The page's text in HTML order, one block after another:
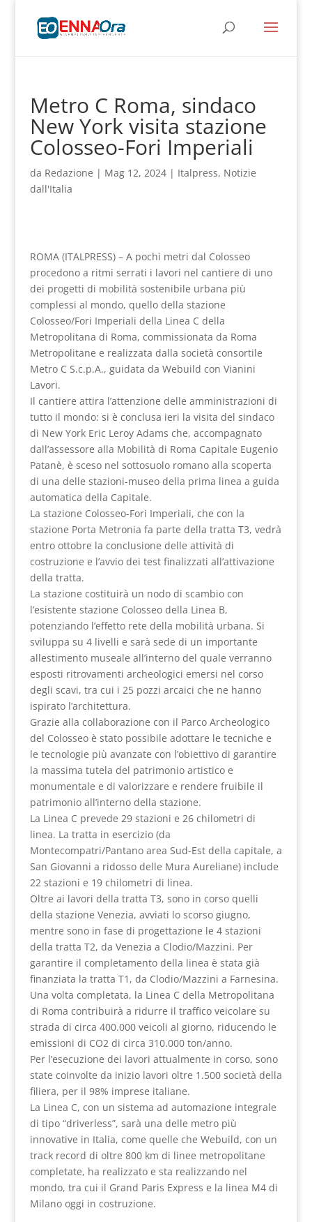
Metro C Roma, sindaco
New York visita stazione
Colosseo-Fori Imperiali
da Redazione | Mag 12, 2024| Italpress, Notizie
dall'Italia
ROMA (ITALPRESS) – A pochi metri dal Colosseo
procedono a ritmi serrati i lavori nel cantiere di uno
dei progetti di mobilità sostenibile urbana più
complessi al mondo, quello della stazione
Colosseo/Fori Imperiali della Linea C della
Metropolitana di Roma, commissionata da Roma
Metropolitane e realizzata dalla società consortile
Metro C S.c.p.A., guidata da Webuild con Vianini
Lavori.
Il cantiere attira l’attenzione delle amministrazioni di
tutto il mondo: si è conclusa ieri la visita del sindaco
di New York Eric Leroy Adams che, accompagnato
dall’assessore alla Mobilità di Roma Capitale Eugenio
Patanè, è sceso nel sottosuolo romano alla scoperta
di una delle stazioni-museo della prima linea a guida
automatica della Capitale.
La stazione Colosseo-Fori Imperiali, che con la
stazione Porta Metronia fa parte della tratta T3, vedrà
entro ottobre la conclusione delle attività di
costruzione e l’avvio dei test finalizzati all’attivazione
della tratta.
La stazione costituirà un nodo di scambio con
l’esistente stazione Colosseo della Linea B,
potenziando l’effetto rete della mobilità urbana. Si
sviluppa su 4 livelli e sarà sede di un importante
allestimento museale all’interno del quale verranno
esposti ritrovamenti archeologici emersi nel corso
degli scavi, tra cui i 25 pozzi arcaici che ne hanno
ispirato l’architettura.
Grazie alla collaborazione con il Parco Archeologico
del Colosseo è stato possibile adottare le tecniche e
le tecnologie più avanzate con l’obiettivo di garantire
la massima tutela del patrimonio artistico e
monumentale e di valorizzare e rendere fruibile il
patrimonio all’interno della stazione.
La Linea C prevede 29 stazioni e 26 chilometri di
linea. La tratta in esercizio (da
Montecompatri/Pantano area Sud-Est della capitale, a
San Giovanni a ridosso delle Mura Aureliane) include
22 stazioni e 19 chilometri di linea.
Oltre ai lavori della tratta T3, sono in corso quelli
della stazione Venezia, avviati lo scorso giugno,
mentre sono in fase di progettazione le 4 stazioni
della tratta T2, da Venezia a Clodio/Mazzini. Per
garantire il completamento della linea è stata già
finanziata la tratta T1, da Clodio/Mazzini a Farnesina.
Una volta completata, la Linea C della Metropolitana
di Roma contribuirà a ridurre il traffico veicolare su
strada di circa 400.000 veicoli al giorno, riducendo le
emissioni di CO2 di circa 310.000 ton/anno.
Per l’esecuzione dei lavori attualmente in corso, sono
state coinvolte da inizio lavori oltre 1.500 società della
filiera, per il 98% imprese italiane.
La Linea C, con un sistema ad automazione integrale
di tipo “driverless”, sarà una delle metro più
innovative in Italia, come quelle che Webuild, con un
track record di oltre 800 km di linee metropolitane
completate, ha realizzato e sta realizzando nel
mondo, tra cui il Grand Paris Express e la linea M4 di
Milano oggi in costruzione.